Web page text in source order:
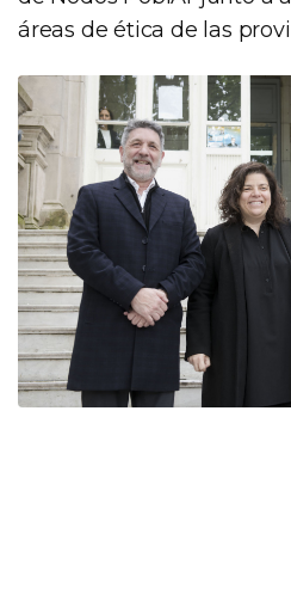
áreas de ética de las